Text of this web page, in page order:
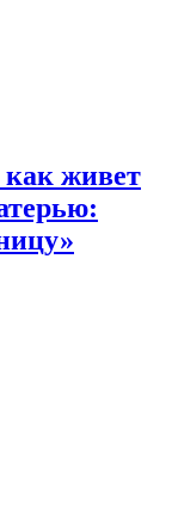
как живет